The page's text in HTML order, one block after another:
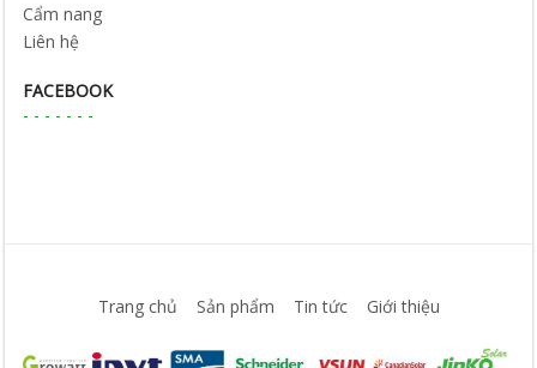
Cẩm nang
Liên hệ
FACEBOOK
Trang chủ Sản phẩm Tin tức Giới thiệu